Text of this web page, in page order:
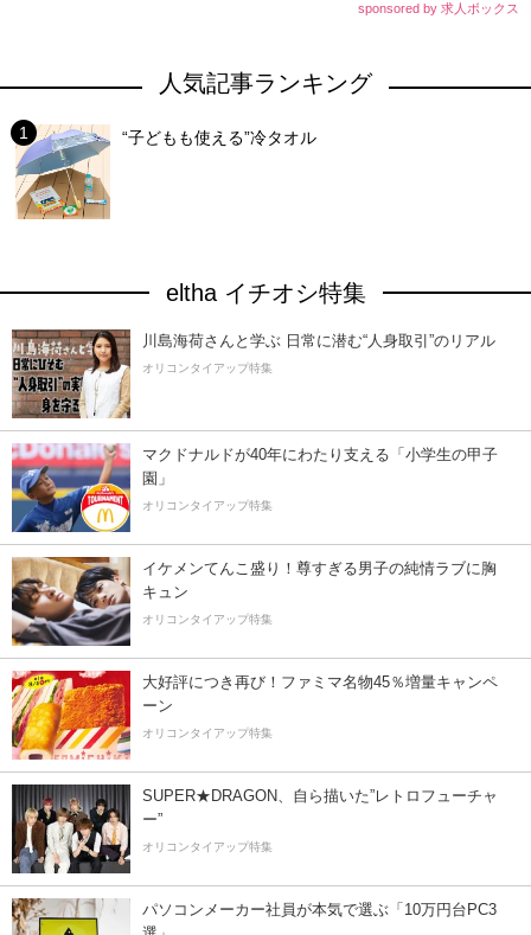
sponsored by 求人ボックス
人気記事ランキング
“子どもも使える”冷タオル
eltha イチオシ特集
川島海荷さんと学ぶ 日常に潜む“人身取引”のリアル
オリコンタイアップ特集
マクドナルドが40年にわたり支える「小学生の甲子
園」
オリコンタイアップ特集
イケメンてんこ盛り！尊すぎる男子の純情ラブに胸
キュン
オリコンタイアップ特集
大好評につき再び！ファミマ名物45％増量キャンペ
ーン
オリコンタイアップ特集
SUPER★DRAGON、自ら描いた”レトロフューチャ
ー”
オリコンタイアップ特集
パソコンメーカー社員が本気で選ぶ「10万円台PC3